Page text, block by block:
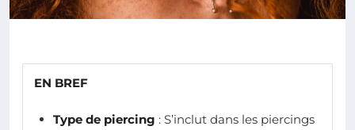
EN BREF
Type de piercing : S’inclut dans les piercings